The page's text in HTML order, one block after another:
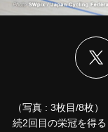
（写真 : 3枚目/8枚
続2回目の栄冠を得